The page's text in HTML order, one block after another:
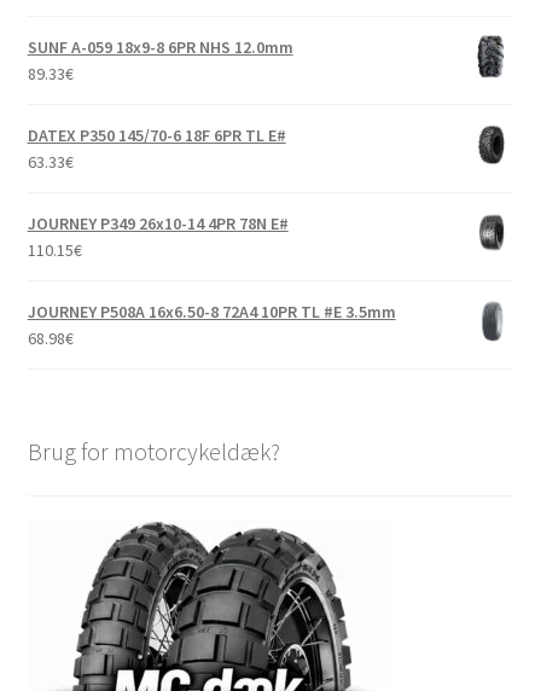
SUNF A-059 18x9-8 6PR NHS 12.0mm
89.33€
DATEX P350 145/70-6 18F 6PR TL E#
63.33€
JOURNEY P349 26x10-14 4PR 78N E#
110.15€
JOURNEY P508A 16x6.50-8 72A4 10PR TL #E 3.5mm
68.98€
Brug for motorcykeldæk?